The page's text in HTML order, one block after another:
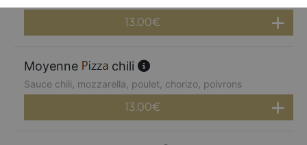
13.00€
Moyenne chili
Sauce chili, mozzarella, poulet, chorizo, poivrons
13.00€